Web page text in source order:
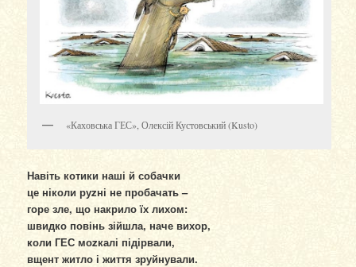
«Каховська ГЕС», Олексій Кустовський (Kusto)
Навіть котики наші й собачки
це ніколи руzні не пробачать –
горе зле, що накрило їх лихом:
швидко повінь зійшла, наче вихор,
коли ГЕС моzкалі підірвали,
вщент житло і життя зруйнували.